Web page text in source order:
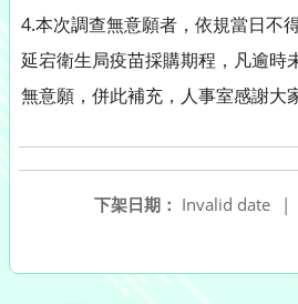
4.本次調查無意願者，依規當日不
延宕衛生局疫苗採購期程，凡逾時
無意願，併此補充，人事室感謝大
下架日期： Invalid date
|